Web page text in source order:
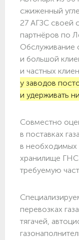
сжиженный
27 АГЗС своей
партнёров по
Обслуживание
и большой
и частных
у заводов
и удерживать
Совместно
в поставках
в необходимых
хранилище ГНС
требуемую
перевозках
тягачей,